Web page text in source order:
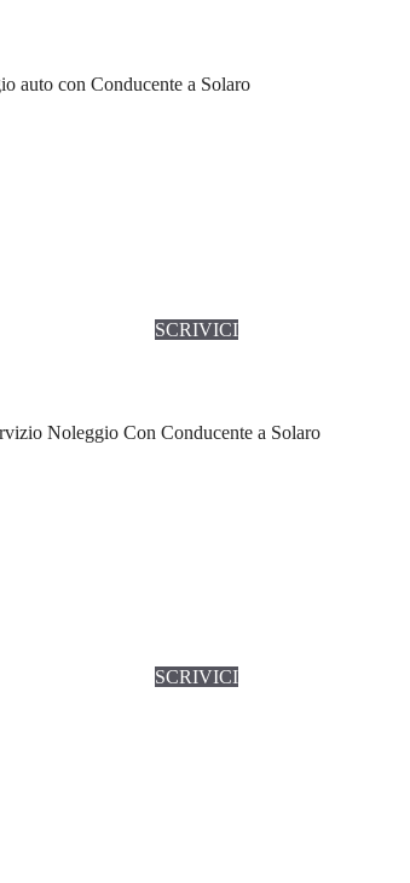
auto con Conducente a Solaro
SCRIVICI
Noleggio Con Conducente a Solaro
SCRIVICI